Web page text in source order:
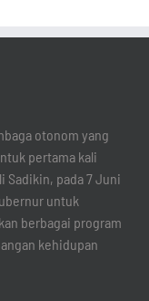
otonom yang
pertama kali
Sadikin, pada 7 Juni
untuk
berbagai program
kehidupan